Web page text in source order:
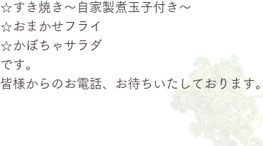
☆すき焼き～自家製煮玉子付き～
☆おまかせフライ
☆かぼちゃサラダ
です。
皆様からのお電話、お待ちいたしております。